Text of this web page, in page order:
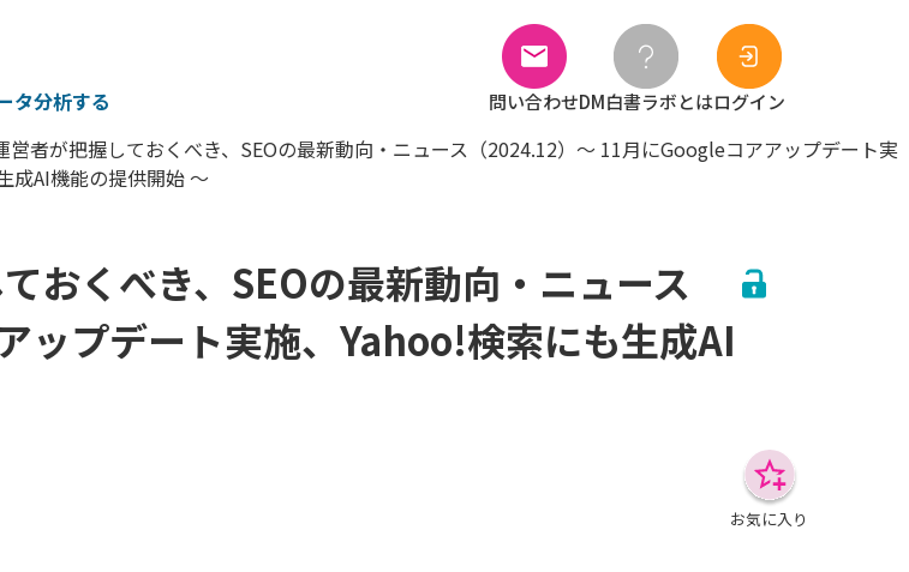
タ分析する 問い合わせDM白書ラボとはログイン
営者が把握しておくべき、SEOの最新動向・ニュース（2024.12）～ 11月にGoogleコアアップデート実
成AI機能の提供開始 ～
おくべき、SEOの最新動向・ニュース
ップデート実施、Yahoo!検索にも生成AI
お気に入り